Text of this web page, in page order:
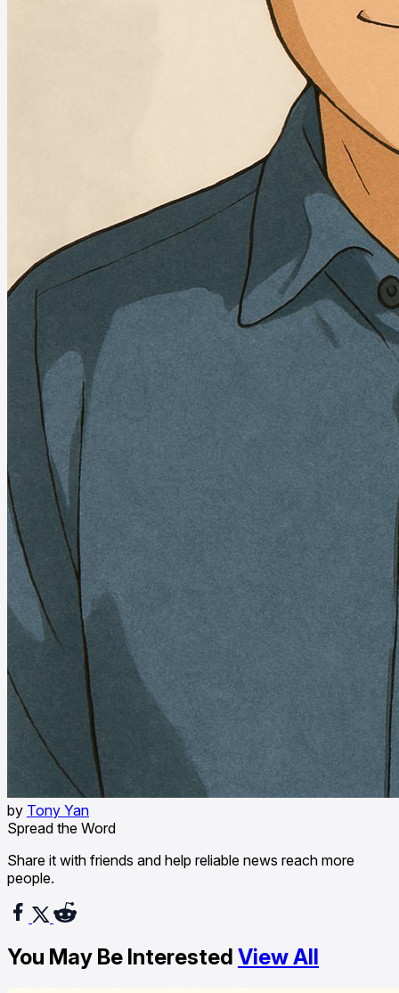
by Tony Yan
Spread the Word
Share it with friends and help reliable news reach more
people.
You May Be Interested View All